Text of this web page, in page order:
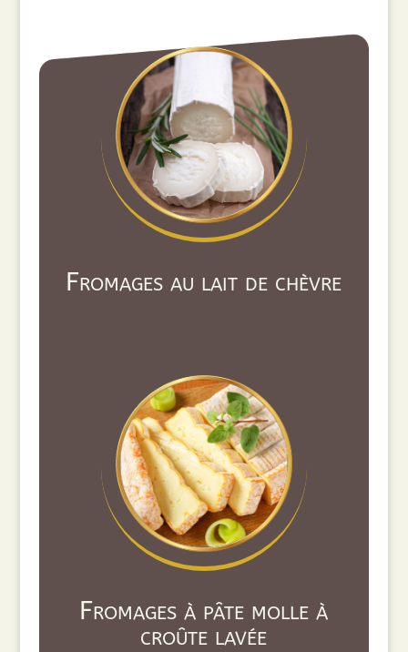
Fromages au lait de chèvre
Fromages à pâte molle à
croûte lavée